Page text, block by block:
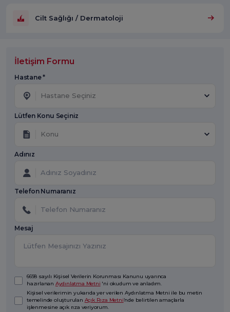
Cilt Sağlığı / Dermatoloji
İletişim Formu
Hastane *
Hastane Seçiniz
Lütfen Konu Seçiniz
Konu
Adınız
Telefon Numaranız
Mesaj
6698 sayılı Kişisel Verilerin Korunması Kanunu uyarınca
hazırlanan Aydınlatma Metni 'ni okudum ve anladım.
Kişisel verilerimin yukarıda yer verilen Aydınlatma Metni ile bu metin
temelinde oluşturulan Açık Rıza Metni’nde belirtilen amaçlarla
işlenmesine açık rıza veriyorum.